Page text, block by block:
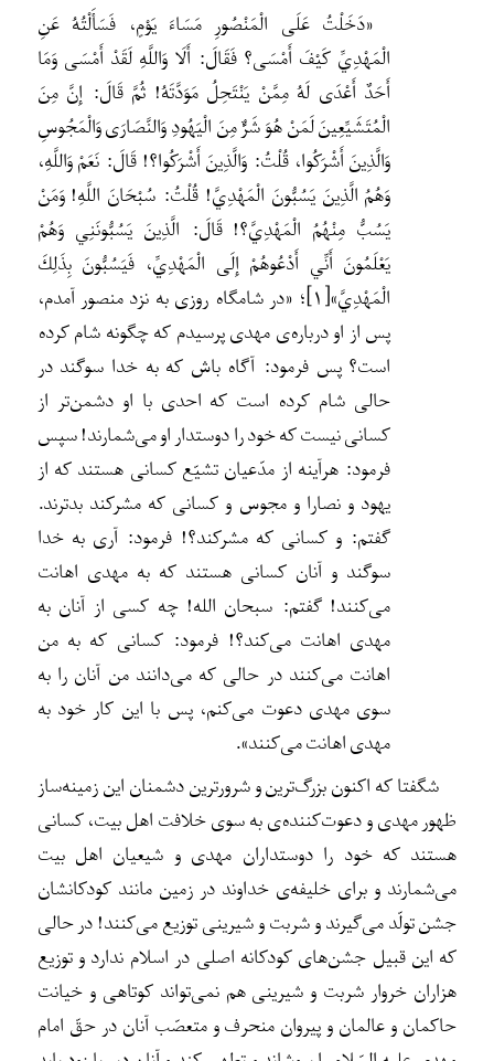
«دَخَلْتُ عَلَى الْمَنْصُورِ مَسَاءَ يَوْمٍ، فَسَأَلْتُهُ عَنِ
الْمَهْدِيِّ كَيْفَ أَمْسَى؟ فَقَالَ: أَلَا وَاللَّهِ لَقَدْ أَمْسَى وَمَا
أَحَدٌ أَعْدَى لَهُ مِمَّنْ يَنْتَحِلُ مَوَدَّتَهُ! ثُمَّ قَالَ: إِنَّ مِنَ
الْمُتَشَيِّعِينَ لَمَنْ هُوَ شَرٌّ مِنَ الْيَهُودِ وَالنَّصَارَى وَالْمَجُوسِ
وَالَّذِينَ أَشْرَكُوا، قُلْتُ: وَالَّذِينَ أَشْرَكُوا؟! قَالَ: نَعَمْ وَاللَّهِ،
وَهُمُ الَّذِينَ يَسُبُّونَ الْمَهْدِيَّ! قُلْتُ: سُبْحَانَ اللَّهِ! وَمَنْ
يَسُبُّ مِنْهُمُ الْمَهْدِيَّ؟! قَالَ: الَّذِينَ يَسُبُّونَنِي وَهُمْ
يَعْلَمُونَ أَنِّي أَدْعُوهُمْ إِلَى الْمَهْدِيِّ، فَيَسُبُّونَ بِذَلِكَ
الْمَهْدِيَّ»[۱] ؛ «در شامگاه روزی به نزد منصور آمدم،
پس از او درباره‌ی مهدی پرسیدم که چگونه شام کرده
است؟ پس فرمود: آگاه باش که به خدا سوگند در
حالی شام کرده است که احدی با او دشمن‌تر از
کسانی نیست که خود را دوستدار او می‌شمارند! سپس
فرمود: هرآینه از مدّعیان تشیّع کسانی هستند که از
یهود و نصارا و مجوس و کسانی که مشرکند بدترند.
گفتم: و کسانی که مشرکند؟! فرمود: آری به خدا
سوگند و آنان کسانی هستند که به مهدی اهانت
می‌کنند! گفتم: سبحان الله! چه کسی از آنان به
مهدی اهانت می‌کند؟! فرمود: کسانی که به من
اهانت می‌کنند در حالی که می‌دانند من آنان را به
سوی مهدی دعوت می‌کنم، پس با این کار خود به
مهدی اهانت می‌کنند».
شگفتا که اکنون بزرگ‌ترین و شرورترین دشمنان این زمینه‌ساز
ظهور مهدی و دعوت‌کننده‌ی به سوی خلافت اهل بیت، کسانی
هستند که خود را دوستداران مهدی و شیعیان اهل بیت
می‌شمارند و برای خلیفه‌ی خداوند در زمین مانند کودکانشان
جشن تولّد می‌گیرند و شربت و شیرینی توزیع می‌کنند! در حالی
که این قبیل جشن‌های کودکانه اصلی در اسلام ندارد و توزیع
هزاران خروار شربت و شیرینی هم نمی‌تواند کوتاهی و خیانت
حاکمان و عالمان و پیروان منحرف و متعصّب آنان در حقّ امام